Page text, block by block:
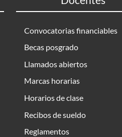
Convocatorias financiables
Becas posgrado
Llamados abiertos
Marcas horarias
Horarios de clase
Recibos de sueldo
Reglamentos